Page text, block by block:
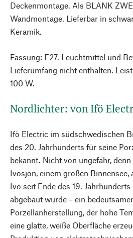
Deckenmontage. Als BLANK
Wandmontage. Lieferbar in
Keramik.
Fassung: E27. Leuchtmittel und
Lieferumfang nicht enthalten.
100 W.
Nordlichter: von Ifö
Ifö Electric im südschwedischen
des 20. Jahrhunderts für seine
bekannt. Nicht von ungefähr,
Ivösjön, einem großen Binnensee,
Ivö seit Ende des 19.
abgebaut wurde – ein
Porzellanherstellung, der hohe
eine glatte, weiße Oberfläche